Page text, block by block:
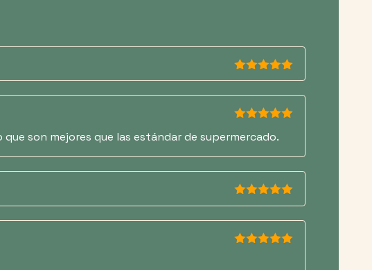
5de 5
son mejores que las estándar de supermercado.
5de 5